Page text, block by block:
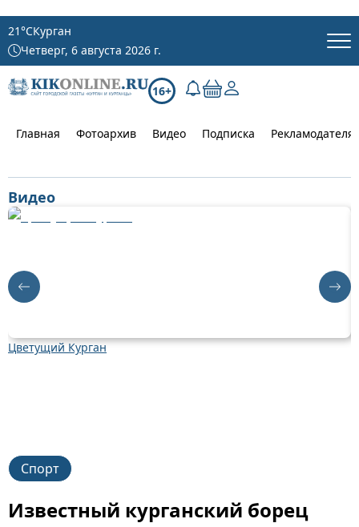
21°CКурган
Четверг, 6 августа 2026 г.
16+
Главная Фотоархив Видео Подписка
Видео
Цветущий Курган
Спорт
Известный курганский борец